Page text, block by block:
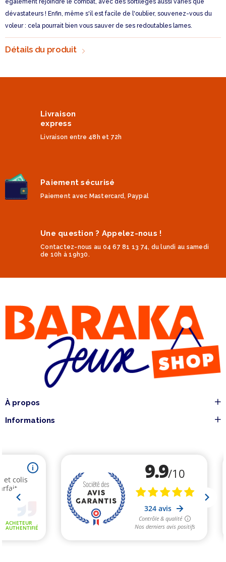
dévastateurs ! Enfin, même s'il est facile de l'oublier, souvenez-vous du
voleur : cela pourrait bien vous sauver de ses redoutables lames.
Détails du produit
Livraison
express
Livraison entre 48h et 72h
Paiement sécurisé
Paiement avec Mastercard, Paypal
Une question ? Appelez-nous !
Contactez-nous au 04 67 81 13 74, du lundi au samedi
de 10h à 19h30.
À propos
Informations